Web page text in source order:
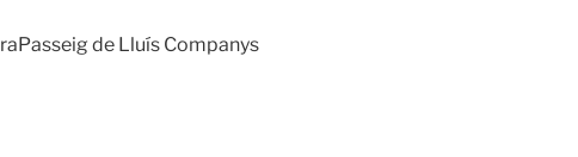
de Lluís Companys